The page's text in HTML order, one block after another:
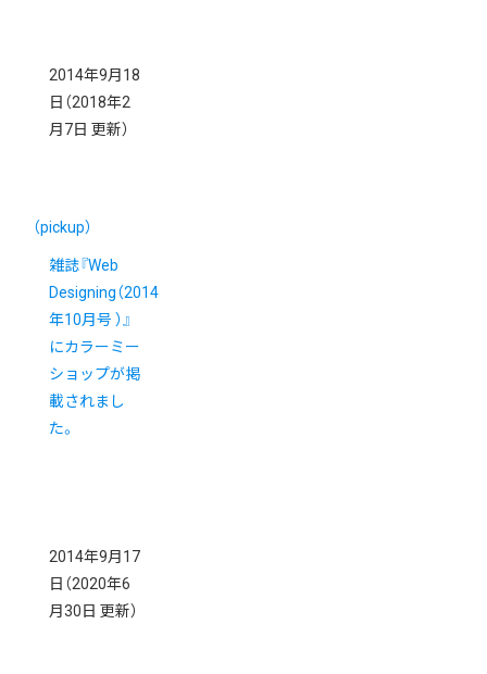
2014年9月18
日 （2018年2
月7日 更新）
（pickup）
雑誌『Web
Designing（2014
年10月号 ）』
にカラーミー
ショップが掲
載されまし
た。
2014年9月17
日 （2020年6
月30日 更新）